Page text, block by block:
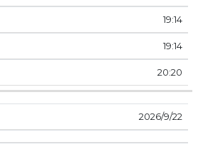
19:14
19:14
20:20
22‏‏/9‏‏/2026